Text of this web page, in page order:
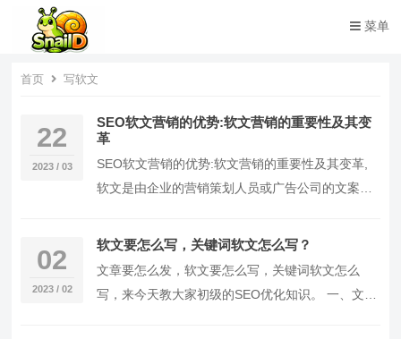
菜单
首页 写软文
22
2023 / 03
SEO软文营销的优势:软文营销的重要性及其变
革
SEO软文营销的优势:软文营销的重要性及其变革,
软文是由企业的营销策划人员或广告公司的文案撰
软散文，在于一个“软”字的精妙，就像藏在棉花里
02
2023 / 02
软文要怎么写，关键词软文怎么写？
文章要怎么发，软文要怎么写，关键词软文怎么
写，来今天教大家初级的SEO优化知识。 一、文章